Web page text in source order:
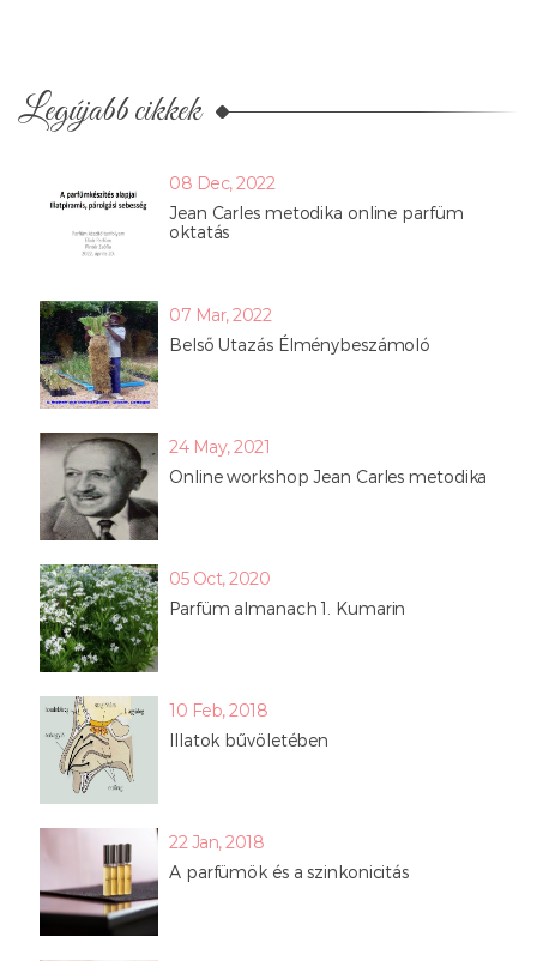
Legújabb cikkek
08 Dec, 2022
Jean Carles metodika online parfüm
oktatás
07 Mar, 2022
Belső Utazás Élménybeszámoló
24 May, 2021
Online workshop Jean Carles metodika
05 Oct, 2020
Parfüm almanach 1. Kumarin
10 Feb, 2018
Illatok bűvöletében
22 Jan, 2018
A parfümök és a szinkonicitás